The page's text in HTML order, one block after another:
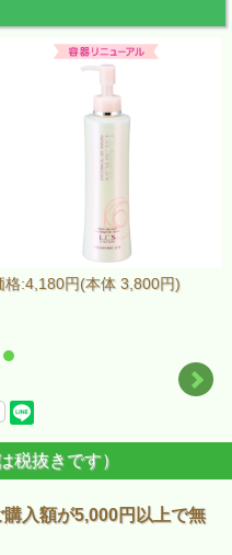
格:4,180円(本体 3,800円)
税抜きです）
入額が5,000円以上で無